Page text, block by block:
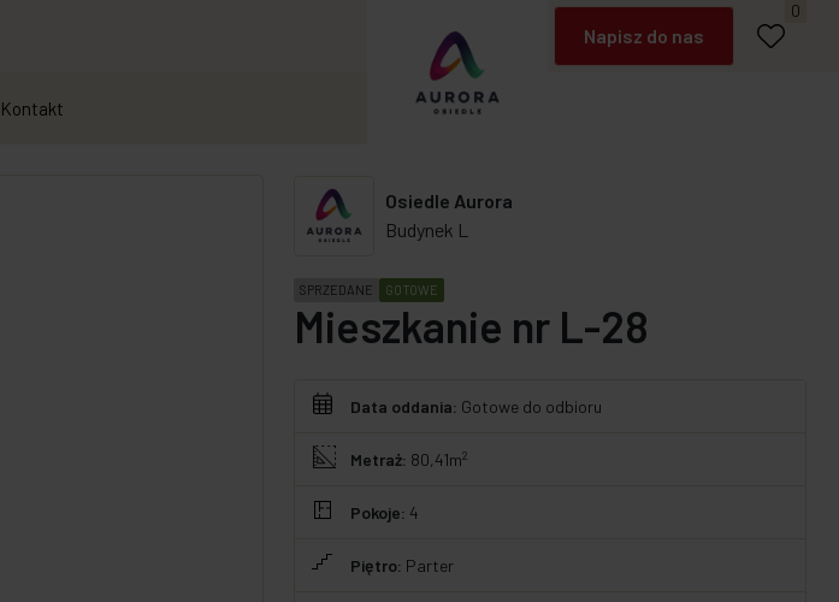
Napisz do nas
Zadzwoń
0
Kontakt
Osiedle Aurora
Budynek L
SPRZEDANE GOTOWE
Mieszkanie nr L-28
Data oddania: Gotowe do odbioru
Metraż: 80,41m2
Pokoje: 4
Piętro: Parter